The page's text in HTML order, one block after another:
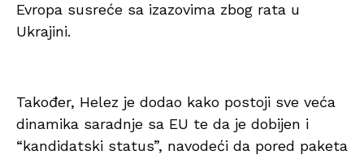
Evropa susreće sa izazovima zbog rata u
Ukrajini.
Također, Helez je dodao kako postoji sve veća
dinamika saradnje sa EU te da je dobijen i
“kandidatski status”, navodeći da pored paketa